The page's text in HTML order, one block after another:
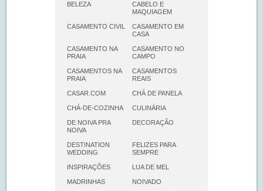
BELEZA
CABELO E
MAQUIAGEM
CASAMENTO CIVIL
CASAMENTO EM
CASA
CASAMENTO NA
PRAIA
CASAMENTO NO
CAMPO
CASAMENTOS NA
PRAIA
CASAMENTOS
REAIS
CASAR.COM CHÁ DE PANELA
CHÁ-DE-COZINHA CULINÁRIA
DE NOIVA PRA
NOIVA
DECORAÇÃO
DESTINATION
WEDDING
FELIZES PARA
SEMPRE
INSPIRAÇÕES LUA DE MEL
MADRINHAS NOIVADO